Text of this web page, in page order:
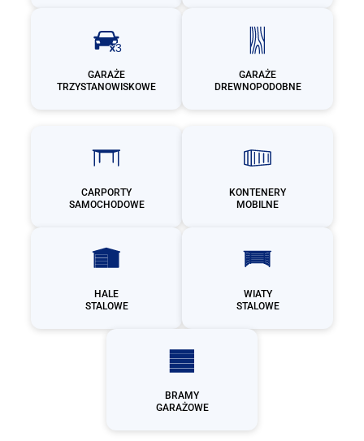
GARAŻE
TRZYSTANOWISKOWE
GARAŻE
DREWNOPODOBNE
CARPORTY
SAMOCHODOWE
KONTENERY
MOBILNE
HALE
STALOWE
WIATY
STALOWE
BRAMY
GARAŻOWE